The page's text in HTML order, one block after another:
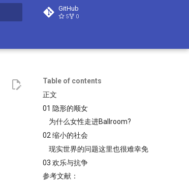
GitHub
5 0
Table of contents
正文
01 隐形的顺女
为什么女性走进Ballroom?
02 缩小的社会
现实世界的问题这里也很难幸免
03 欢乐与抗争
参考文献：